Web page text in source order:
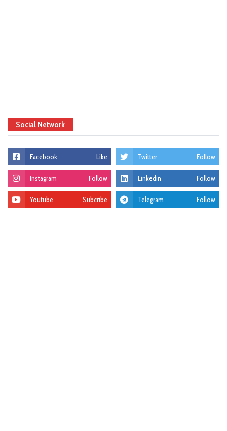
Social Network
Facebook Like Twitter Follow
Instagram Follow Linkedin Follow
Youtube Subcribe Telegram Follow